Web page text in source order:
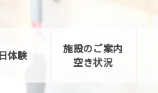
体験
施設のご案内
空き状況